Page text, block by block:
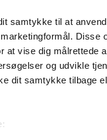
samtykke til at
Disse
at vise dig målrettede
og udvikle
dit samtykke tilbage